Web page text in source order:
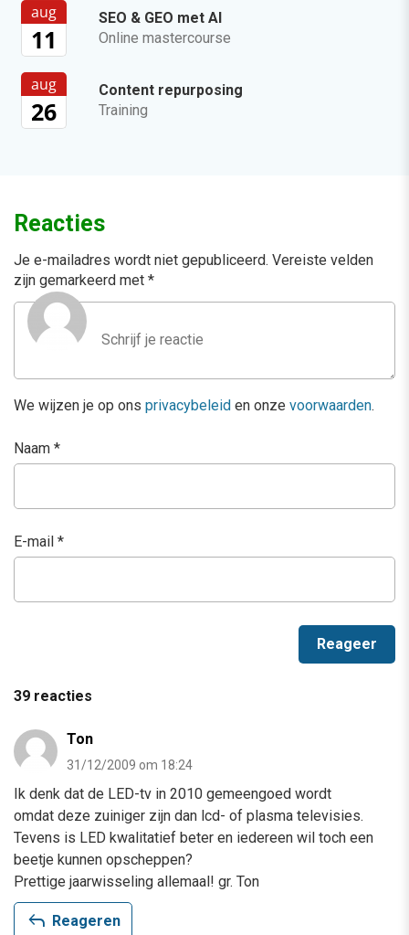
aug
11
SEO & GEO met AI
Online mastercourse
aug
26
Content repurposing
Training
Reacties
Je e-mailadres wordt niet gepubliceerd. Vereiste velden
zijn gemarkeerd met *
We wijzen je op ons privacybeleid en onze voorwaarden.
Naam *
E-mail *
39 reacties
Ton
31/12/2009 om 18:24
Ik denk dat de LED-tv in 2010 gemeengoed wordt
omdat deze zuiniger zijn dan lcd- of plasma televisies.
Tevens is LED kwalitatief beter en iedereen wil toch een
beetje kunnen opscheppen?
Prettige jaarwisseling allemaal! gr. Ton
reply Reageren